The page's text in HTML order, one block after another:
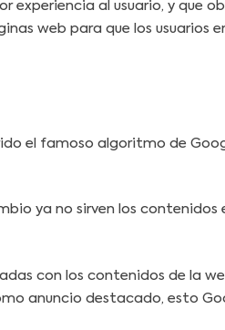
al usuario, y que
web para que los usuarios
el famoso algoritmo de
ya no sirven los
con los contenidos de la
anuncio destacado, esto